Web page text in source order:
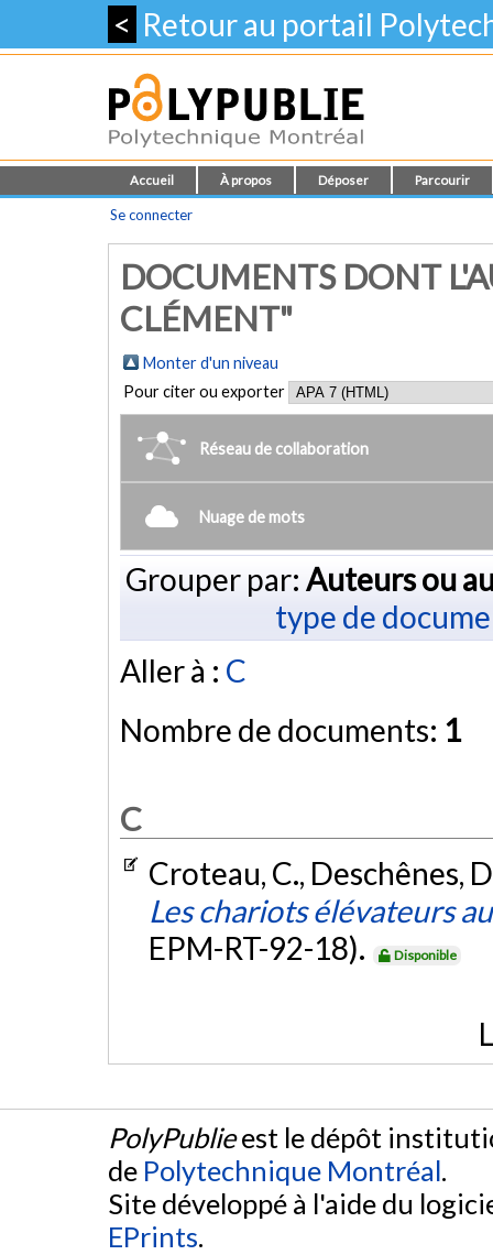
< Retour au portail
Accueil À propos Déposer Parcourir
Se connecter
DOCUMENTS DONT
CLÉMENT"
Monter d'un niveau
Pour citer ou exporter
Réseau de collaboration
Nuage de mots
Grouper par: Auteurs ou
type de
Aller à : C
Nombre de documents: 1
C
Croteau, C., Deschênes,
Les chariots élévateurs
EPM-RT-92-18).
Disponible
PolyPublieest le dépôt
de Polytechnique Montréal.
Site développé à l'aide du
EPrints.